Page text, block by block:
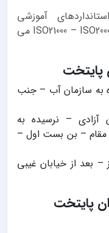
آموزشی
ISO21000 – ISO20003 – ISO9001 – ISO10002 – ISO10015 می
به سازمان آب – جنب
آزادی – نرسیده به
مقام – بن بست اول –
بعد از خیابان غیبی
پایتخت